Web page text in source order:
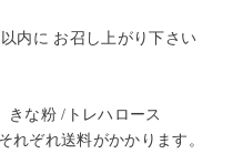
内に お召し上がり下さい
きな粉 /トレハロース
れぞれ送料がかかります。